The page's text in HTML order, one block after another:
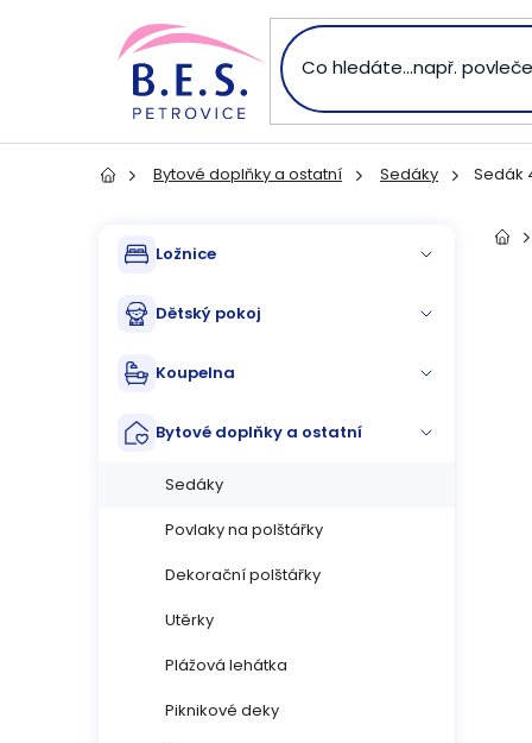
Domů Bytové doplňky a ostatní Sedáky Sedák
kategorieLožnice
Dětský pokoj
Koupelna
Bytové doplňky a ostatní
Sedáky
Povlaky na polštářky
Dekorační polštářky
Utěrky
Plážová lehátka
Piknikové deky